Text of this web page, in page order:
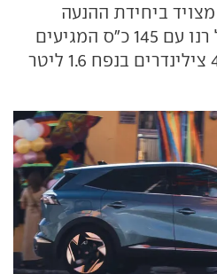
מצויד ביחידת ההנעה
ההיברידית המוכרת של רנו עם 145 כ"ס המגיעים
משילוב בין מנוע בנזין 4 צילינדרים בנפח 1.6 ליטר